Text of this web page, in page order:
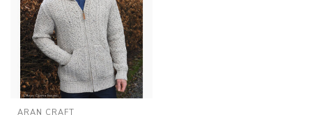
ARAN CRAFT